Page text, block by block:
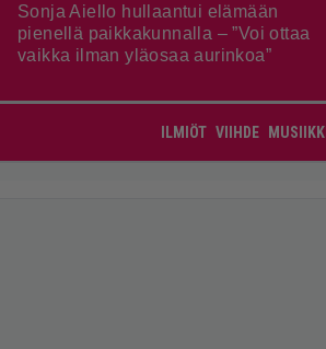
Sonja Aiello hullaantui elämään
pienellä paikkakunnalla – ”Voi ottaa
vaikka ilman yläosaa aurinkoa”
ILMIÖT VIIHDE MUSIIKKI